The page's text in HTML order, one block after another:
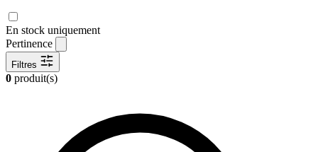
En stock uniquement
Pertinence
Filtres
0 produit(s)